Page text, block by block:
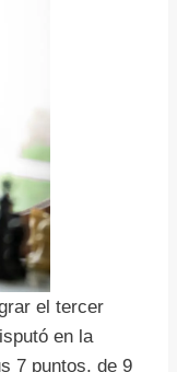
el tercer
en la
7 puntos, de 9